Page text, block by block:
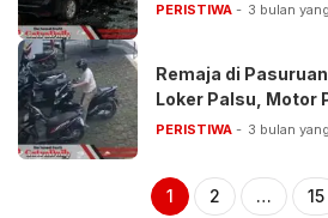
PERISTIWA 3 bulan
Remaja di
Loker Palsu, Motor
PERISTIWA 3 bulan
1 2 … 15